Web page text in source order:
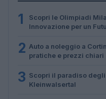
1
Scopri le Olimpiadi
Innovazione per un
2 Auto a noleggio a
pratiche e prezzi chiari
3 Scopri il paradiso
Kleinwalsertal